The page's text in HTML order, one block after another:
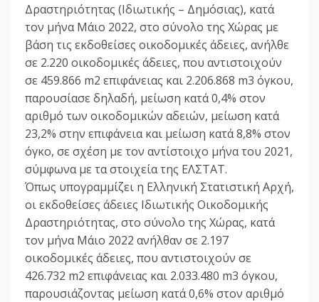
Δραστηριότητας (Ιδιωτικής – Δημόσιας), κατά
τον μήνα Μάιο 2022, στο σύνολο της Χώρας με
βάση τις εκδοθείσες οικοδομικές άδειες, ανήλθε
σε 2.220 οικοδομικές άδειες, που αντιστοιχούν
σε 459.866 m2 επιφάνειας και 2.206.868 m3 όγκου,
παρουσίασε δηλαδή, μείωση κατά 0,4% στον
αριθμό των οικοδομικών αδειών, μείωση κατά
23,2% στην επιφάνεια και μείωση κατά 8,8% στον
όγκο, σε σχέση με τον αντίστοιχο μήνα του 2021,
σύμφωνα με τα στοιχεία της ΕΛΣΤΑΤ.
Όπως υπογραμμίζει η Ελληνική Στατιστική Αρχή,
οι εκδοθείσες άδειες Ιδιωτικής Οικοδομικής
Δραστηριότητας, στο σύνολο της Χώρας, κατά
τον μήνα Μάιο 2022 ανήλθαν σε 2.197
οικοδομικές άδειες, που αντιστοιχούν σε
426.732 m2 επιφάνειας και 2.033.480 m3 όγκου,
παρουσιάζοντας μείωση κατά 0,6% στον αριθμό